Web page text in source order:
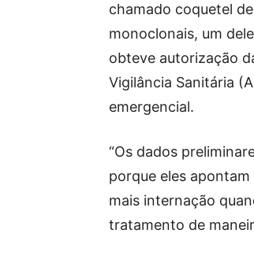
chamado coquetel
monoclonais, um
obteve autorização
Vigilância Sanitária
emergencial.
“Os dados
porque eles
mais internação
tratamento de